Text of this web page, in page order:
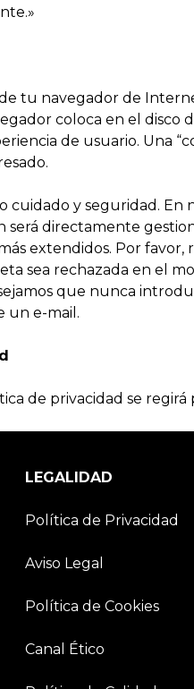
tu navegador de
coloca en el disco
de usuario. Una
cuidado y seguridad.
será directamente
extendidos. Por
sea rechazada en el
que nunca
un e-mail.
de privacidad se
LEGALIDAD
Política de Privacidad
Aviso Legal
Política de Cookies
Canal Ético